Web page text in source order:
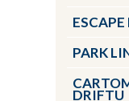
PARK
DRIFTU